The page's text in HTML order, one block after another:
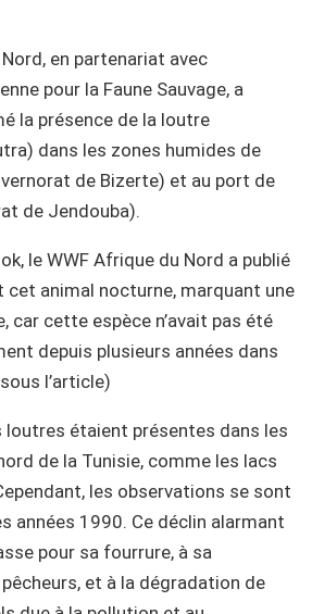
en partenariat avec
pour la Faune Sauvage, a
la présence de la loutre
dans les zones humides de
de Bizerte) et au port de
de Jendouba).
le WWF Afrique du Nord a publié
cet animal nocturne, marquant une
car cette espèce n’avait pas été
depuis plusieurs années dans
l’article)
loutres étaient présentes dans les
de la Tunisie, comme les lacs
les observations se sont
années 1990. Ce déclin alarmant
pour sa fourrure, à sa
et à la dégradation de